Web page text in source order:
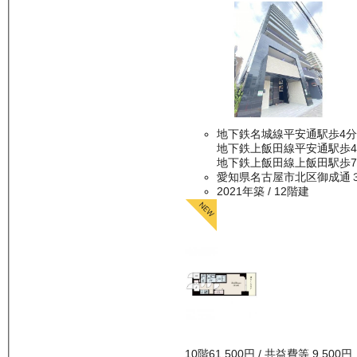
地下鉄名城線平安通駅歩4分
地下鉄上飯田線平安通駅歩
地下鉄上飯田線上飯田駅歩
愛知県名古屋市北区御成通
2021年築 / 12階建
10階61,500円 / 共益費等 9,500円